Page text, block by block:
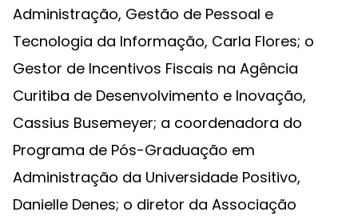
Administração, Gestão de Pessoal e
Tecnologia da Informação, Carla Flores; o
Gestor de Incentivos Fiscais na Agência
Curitiba de Desenvolvimento e Inovação,
Cassius Busemeyer; a coordenadora do
Programa de Pós-Graduação em
Administração da Universidade Positivo,
Danielle Denes; o diretor da Associação